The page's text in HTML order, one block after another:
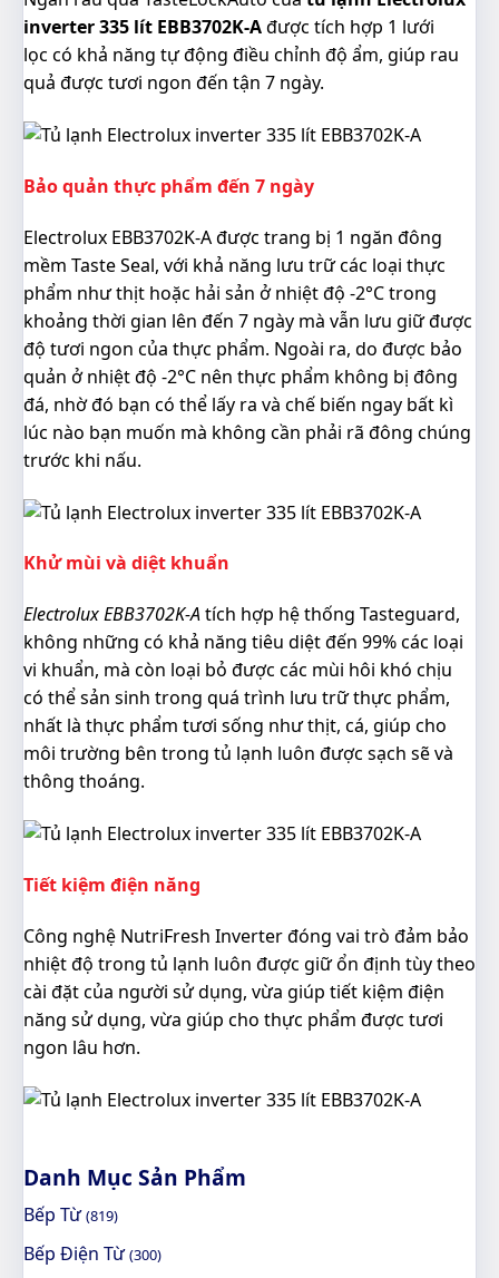
inverter 335 lít EBB3702K-Ađược tích hợp 1 lưới
lọc có khả năng tự động điều chỉnh độ ẩm, giúp rau
quả được tươi ngon đến tận 7 ngày.
Bảo quản thực phẩm đến 7 ngày
Electrolux EBB3702K-Ađược trang bị 1 ngăn đông
mềm Taste Seal, với khả năng lưu trữ các loại thực
phẩm như thịt hoặc hải sản ở nhiệt độ -2°C trong
khoảng thời gian lên đến 7 ngày mà vẫn lưu giữ được
độ tươi ngon của thực phẩm. Ngoài ra, do được bảo
quản ở nhiệt độ -2°C nên thực phẩm không bị đông
đá, nhờ đó bạn có thể lấy ra và chế biến ngay bất kì
lúc nào bạn muốn mà không cần phải rã đông chúng
trước khi nấu.
Khử mùi và diệt khuẩn
Electrolux EBB3702K-Atích hợp hệ thống Tasteguard,
không những có khả năng tiêu diệt đến 99% các loại
vi khuẩn, mà còn loại bỏ được các mùi hôi khó chịu
có thể sản sinh trong quá trình lưu trữ thực phẩm,
nhất là thực phẩm tươi sống như thịt, cá, giúp cho
môi trường bên trong tủ lạnh luôn được sạch sẽ và
thông thoáng.
Tiết kiệm điện năng
Công nghệ NutriFresh Inverter đóng vai trò đảm bảo
nhiệt độ trong tủ lạnh luôn được giữ ổn định tùy theo
cài đặt của người sử dụng, vừa giúp tiết kiệm điện
năng sử dụng, vừa giúp cho thực phẩm được tươi
ngon lâu hơn.
Danh Mục Sản Phẩm
Bếp Từ (819)
Bếp Điện Từ (300)